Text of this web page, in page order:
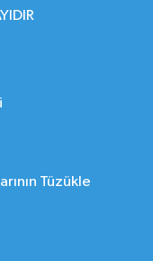
Tüzükle